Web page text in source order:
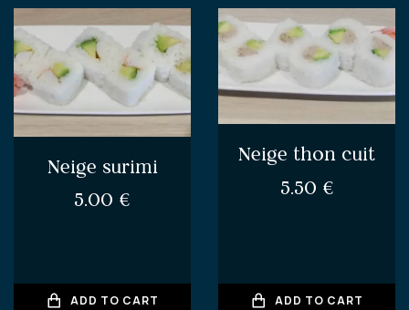
Neige surimi
5.00 €
ADD TO CART
Neige thon cuit
5.50 €
ADD TO CART